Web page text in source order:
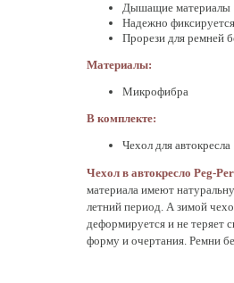
Дышащие материалы
Надежно
Прорези для ремней
Материалы:
Микрофибра
В комплекте:
Чехол для автокресла
Чехол в автокресло Peg-
материала имеют
летний период. А зимой
деформируется и не теряет
форму и очертания. Ремни